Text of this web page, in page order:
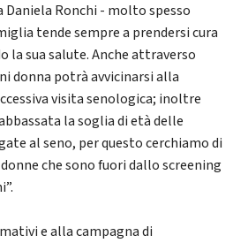
Daniela Ronchi - molto spesso
tende sempre a prendersi cura
la sua salute. Anche attraverso
donna potrà avvicinarsi alla
visita senologica; inoltre
la soglia di età delle
al seno, per questo cerchiamo di
che sono fuori dallo screening
e alla campagna di